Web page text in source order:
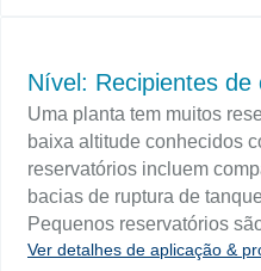
ser fornecida com
alarme ou bombas de
tanque de armazenamento
especificado. Os controles
início de uma interface
desaguamento do tanque
água.
Nível: Recipientes
Uma planta tem muitos
baixa altitude conhecidos
reservatórios incluem
bacias de ruptura de
Pequenos reservatórios
detecção de vazamentos
Ver detalhes de aplicação &